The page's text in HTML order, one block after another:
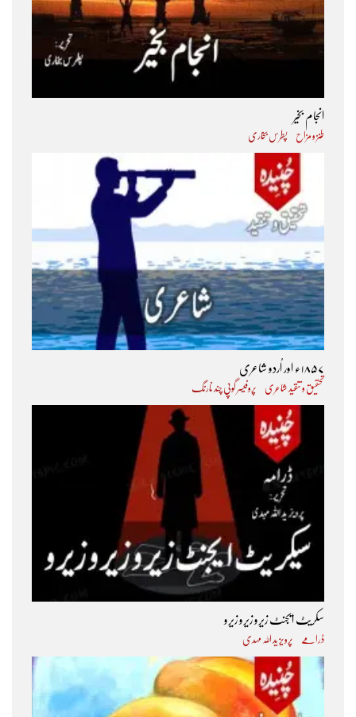
انجام بخیر
طنز و مزاح پطرس بخاری
۱۸۵۷ء اور اُردو شاعری
تحقیق و تنقید شاعری پروفیسر گوپی چند نارنگ
سکریٹ ایجنٹ زیرو زیرو زیرو
ڈرامے پرویز ید اللہ مہدی